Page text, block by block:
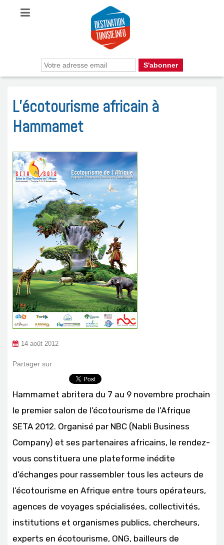
L’écotourisme africain à
Hammamet
14 août 2012
Partager sur :
Hammamet abritera du 7 au 9 novembre prochain
le premier salon de l’écotourisme de l’Afrique
SETA 2012. Organisé par NBC (Nabli Business
Company) et ses partenaires africains, le rendez-
vous constituera une plateforme inédite
d’échanges pour rassembler tous les acteurs de
l’écotourisme en Afrique entre tours opérateurs,
agences de voyages spécialisées, collectivités,
institutions et organismes publics, chercheurs,
experts en écotourisme, ONG, bailleurs de